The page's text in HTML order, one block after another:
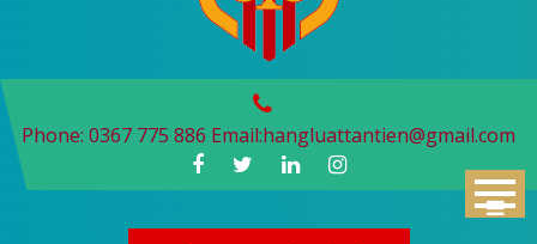
Phone: 0367 775 886 Email:hangluattantien@gmail.com